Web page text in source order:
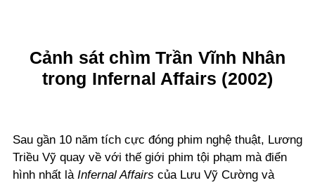
Cảnh sát chìm Trần Vĩnh Nhân
trong Infernal Affairs (2002)
Sau gần 10 năm tích cực đóng phim nghệ thuật, Lương
Triều Vỹ quay về với thế giới phim tội phạm mà điển
hình nhất là Infernal Affairs của Lưu Vỹ Cường và